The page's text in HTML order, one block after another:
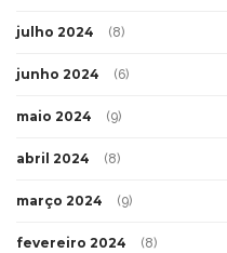
julho 2024 (8)
junho 2024 (6)
maio 2024 (9)
abril 2024 (8)
março 2024 (9)
fevereiro 2024 (8)